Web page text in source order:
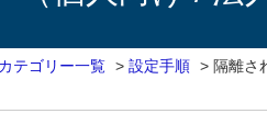
テゴリー一覧 > 設定手順 > 隔離さ